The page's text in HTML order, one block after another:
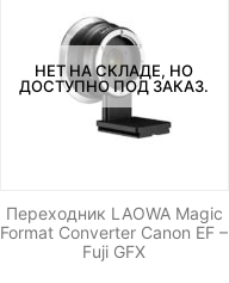
НЕТ НА СКЛАДЕ, НО
ДОСТУПНО ПОД ЗАКАЗ.
Переходник LAOWA Magic
Format Converter Canon EF –
Fuji GFX